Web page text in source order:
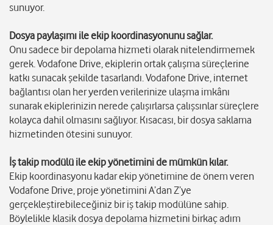
sunuyor.
Dosya paylaşımı ile ekip koordinasyonunu sağlar.
Onu sadece bir depolama hizmeti olarak nitelendirmemek
gerek. Vodafone Drive, ekiplerin ortak çalışma süreçlerine
katkı sunacak şekilde tasarlandı. Vodafone Drive, internet
bağlantısı olan her yerden verilerinize ulaşma imkânı
sunarak ekiplerinizin nerede çalışırlarsa çalışsınlar süreçlere
kolayca dahil olmasını sağlıyor. Kısacası, bir dosya saklama
hizmetinden ötesini sunuyor.
İş takip modülü ile ekip yönetimini de mümkün kılar.
Ekip koordinasyonu kadar ekip yönetimine de önem veren
Vodafone Drive, proje yönetimini A’dan Z’ye
gerçekleştirebileceğiniz bir iş takip modülüne sahip.
Böylelikle klasik dosya depolama hizmetini birkaç adım